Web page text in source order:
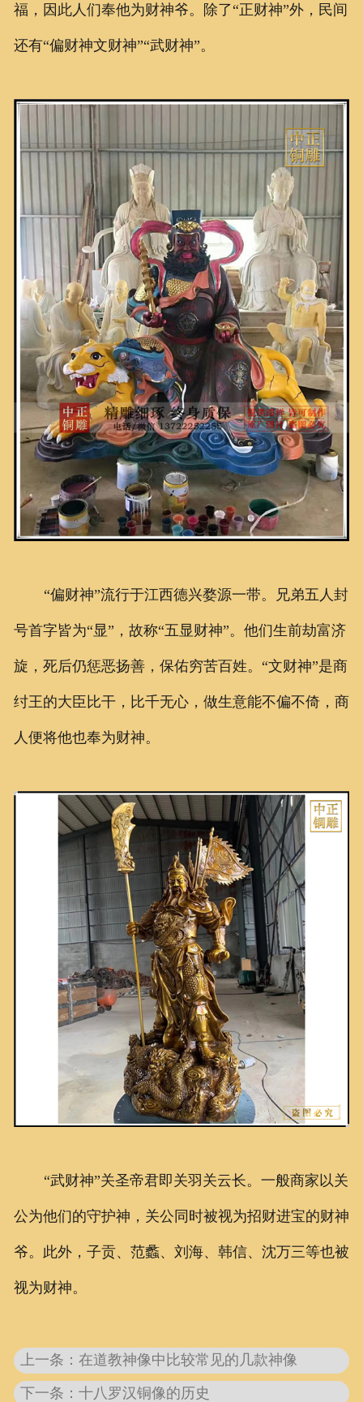
福，因此人们奉他为财神爷。除了“正财神”外，民间
还有“偏财神文财神”“武财神”。
“偏财神”流行于江西德兴婺源一带。兄弟五人封
号首字皆为“显”，故称“五显财神”。他们生前劫富济
旋，死后仍惩恶扬善，保佑穷苦百姓。“文财神”是商
纣王的大臣比干，比千无心，做生意能不偏不倚，商
人便将他也奉为财神。
“武财神”关圣帝君即关羽关云长。一般商家以关
公为他们的守护神，关公同时被视为招财进宝的财神
爷。此外，子贡、范蠡、刘海、韩信、沈万三等也被
视为财神。
上一条：在道教神像中比较常见的几款神像
下一条：十八罗汉铜像的历史